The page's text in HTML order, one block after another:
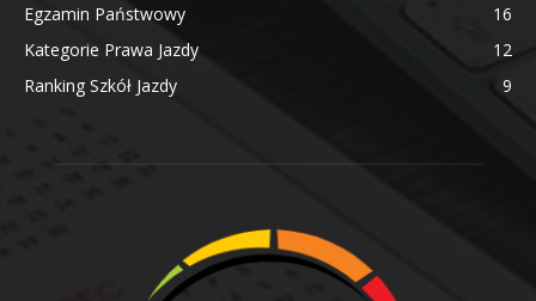
Egzamin Państwowy
16
Kategorie Prawa Jazdy
12
Ranking Szkół Jazdy
9